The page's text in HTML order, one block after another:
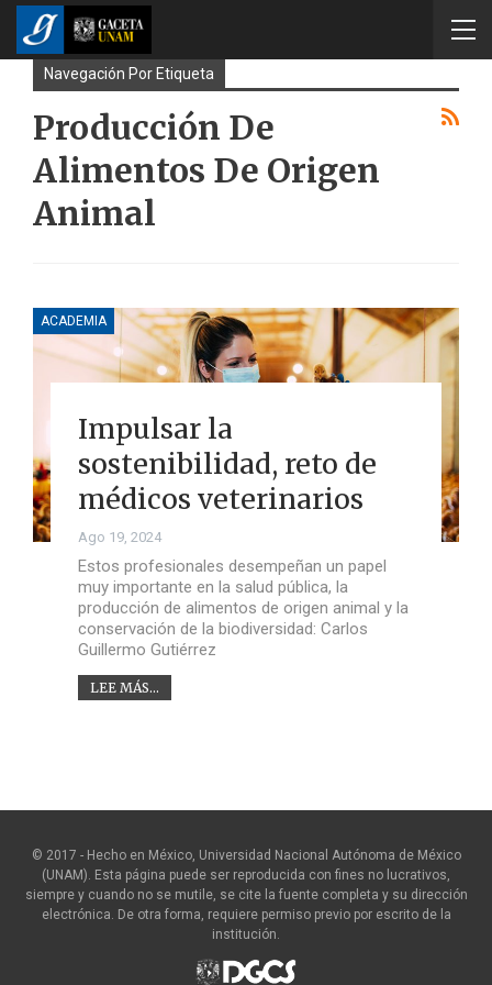
Navegación Por Etiqueta
Producción De
Alimentos De Origen
Animal
ACADEMIA
Impulsar la
sostenibilidad, reto de
médicos veterinarios
Ago 19, 2024
Estos profesionales desempeñan un papel
muy importante en la salud pública, la
producción de alimentos de origen animal y la
conservación de la biodiversidad: Carlos
Guillermo Gutiérrez
LEE MÁS...
© 2017 - Hecho en México, Universidad Nacional Autónoma de México
(UNAM). Esta página puede ser reproducida con fines no lucrativos,
siempre y cuando no se mutile, se cite la fuente completa y su dirección
electrónica. De otra forma, requiere permiso previo por escrito de la
institución.